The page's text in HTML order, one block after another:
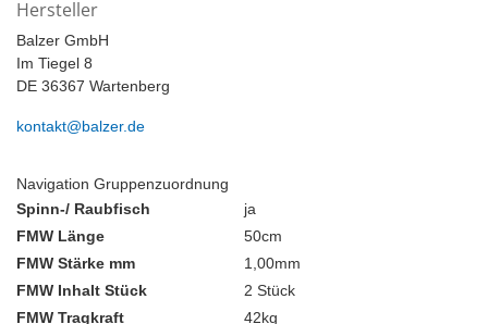
Hersteller
Balzer GmbH
Im Tiegel 8
DE 36367 Wartenberg
kontakt@balzer.de
Navigation Gruppenzuordnung
Spinn-/ Raubfisch
ja
FMW Länge
50cm
FMW Stärke mm
1,00mm
FMW Inhalt Stück
2 Stück
FMW Tragkraft
42kg